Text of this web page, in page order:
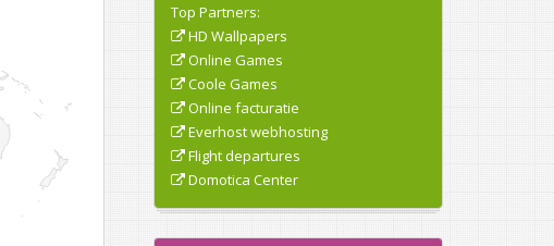
Top Partners:
HD Wallpapers
Online Games
Coole Games
Online facturatie
Everhost webhosting
Flight departures
Domotica Center